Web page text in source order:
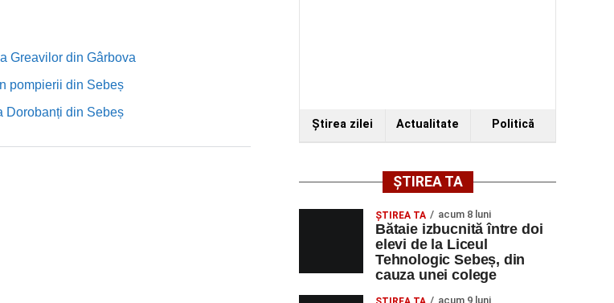
Greavilor din Gârbova
pompierii din Sebeș
Dorobanți din Sebeș
Ştirea zilei Actualitate Politică
ȘTIREA TA
ŞTIREA TA acum 8 luni
Bătaie izbucnită între doi
elevi de la Liceul
Tehnologic Sebeș, din
cauza unei colege
acum 9 luni